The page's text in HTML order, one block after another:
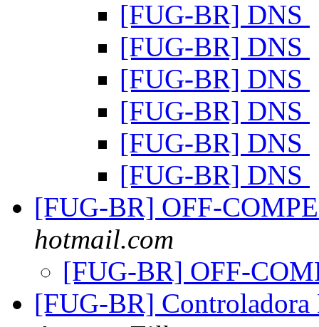
[FUG-BR] DNS
[FUG-BR] DNS
[FUG-BR] DNS
[FUG-BR] DNS
[FUG-BR] DNS
[FUG-BR] DNS
[FUG-BR] OFF-
hotmail.com
[FUG-BR] OFF-
[FUG-BR]